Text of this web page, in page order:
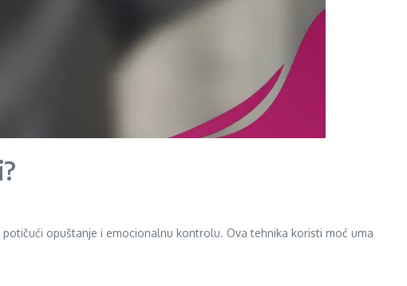
opuštanje i emocionalnu kontrolu. Ova tehnika koristi moć uma